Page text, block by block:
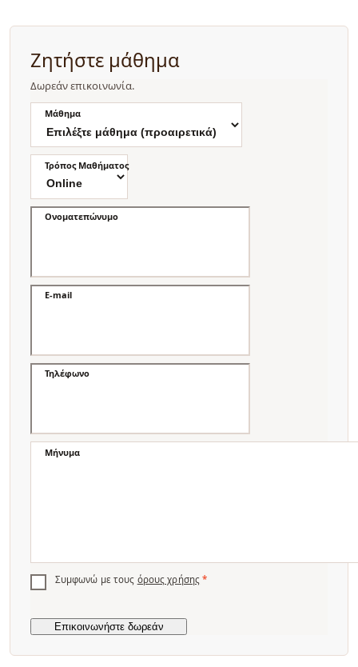
Ζητήστε μάθημα
Δωρεάν επικοινωνία.
Μάθημα
Τρόπος Μαθήματος
Ονοματεπώνυμο
E-mail
Τηλέφωνο
Μήνυμα
Συμφωνώ με τους όρους χρήσης *